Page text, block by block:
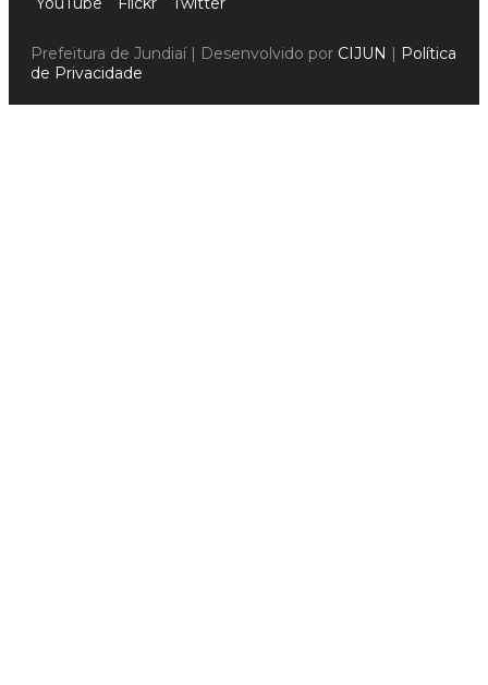
Prefeitura de Jundiaí | Desenvolvido por CIJUN | Política
de Privacidade